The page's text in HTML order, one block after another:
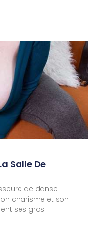
Salle De
de danse
charisme et son
ses gros